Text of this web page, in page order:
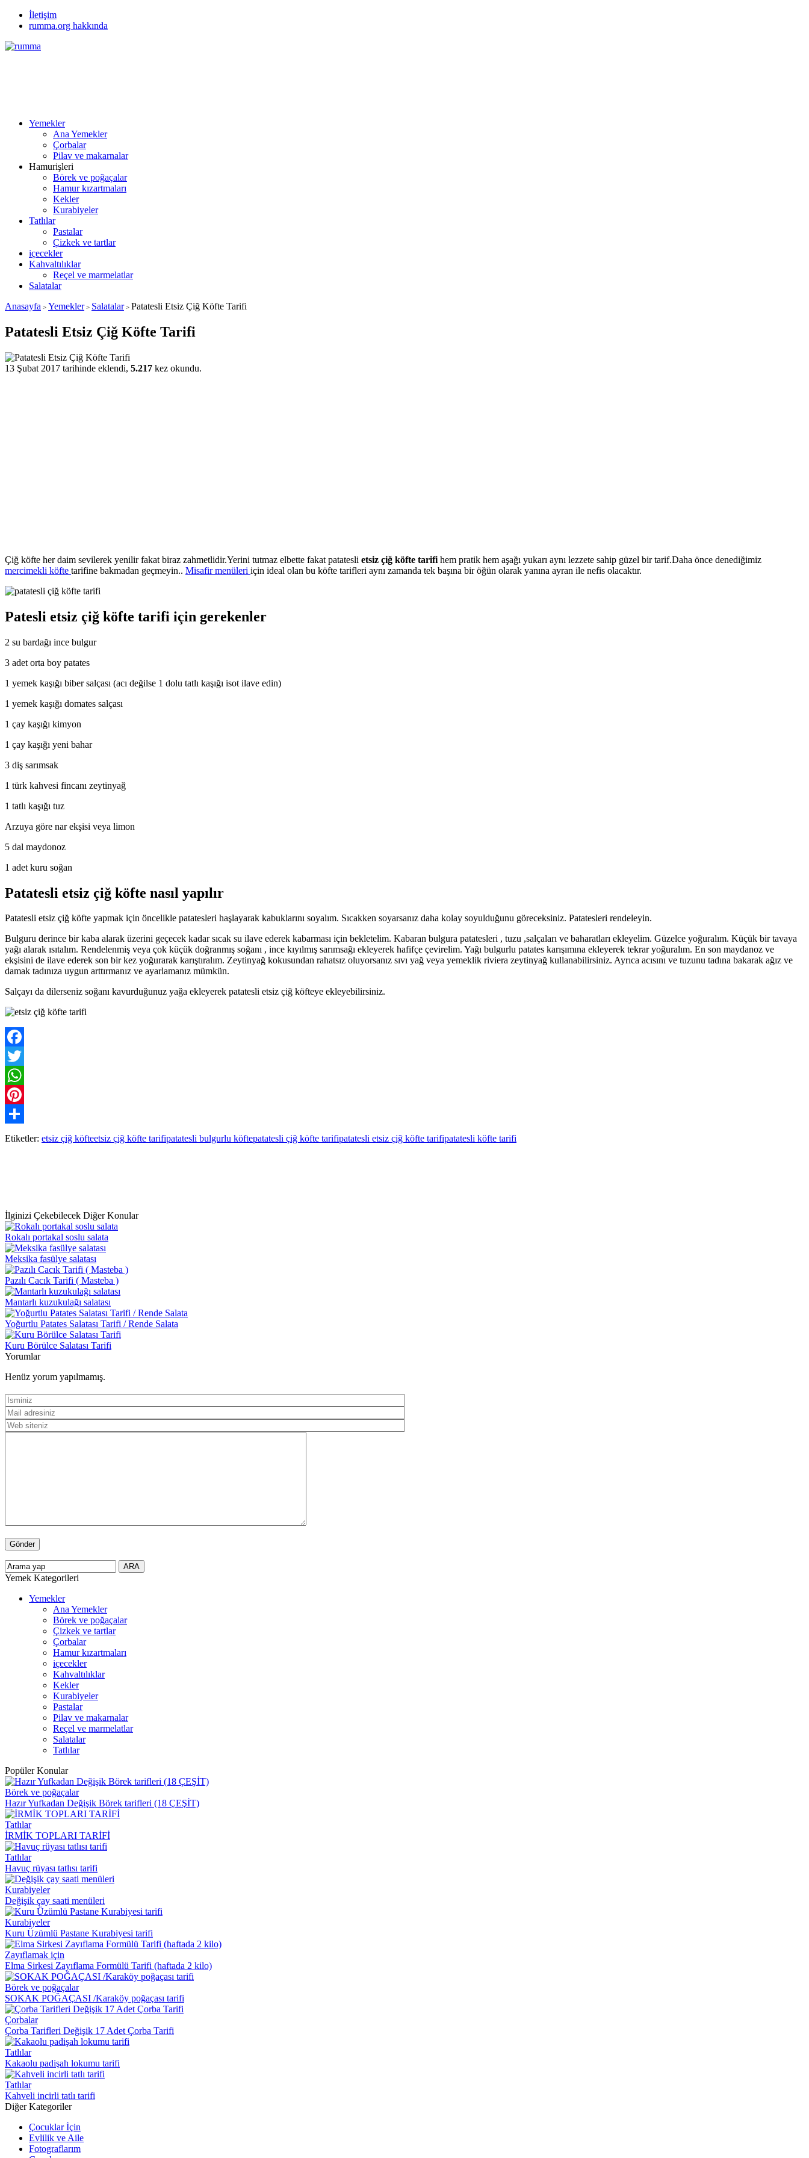
İletişim
rumma.org hakkında
Yemekler
Ana Yemekler
Çorbalar
Pilav ve makarnalar
Hamurişleri
Börek ve poğaçalar
Hamur kızartmaları
Kekler
Kurabiyeler
Tatlılar
Pastalar
Çizkek ve tartlar
içecekler
Kahvaltılıklar
Reçel ve marmelatlar
Salatalar
Anasayfa > Yemekler> Salatalar> Patatesli Etsiz Çiğ Köfte Tarifi
Patatesli Etsiz Çiğ Köfte Tarifi
13 Şubat 2017 tarihinde eklendi, 5.217 kez okundu.
Çiğ köfte her daim sevilerek yenilir fakat biraz zahmetlidir.Yerini tutmaz elbette fakat patatesli etsiz çiğ köfte tarifi hem pratik hem aşağı yukarı aynı lezzete sahip güzel bir tarif.Daha önce denediğimiz
mercimekli köfte tarifine bakmadan geçmeyin.. Misafir menüleri için ideal olan bu köfte tarifleri aynı zamanda tek başına bir öğün olarak yanına ayran ile nefis olacaktır.
Patesli etsiz çiğ köfte tarifi için gerekenler
2 su bardağı ince bulgur
3 adet orta boy patates
1 yemek kaşığı biber salçası (acı değilse 1 dolu tatlı kaşığı isot ilave edin)
1 yemek kaşığı domates salçası
1 çay kaşığı kimyon
1 çay kaşığı yeni bahar
3 diş sarımsak
1 türk kahvesi fincanı zeytinyağ
1 tatlı kaşığı tuz
Arzuya göre nar ekşisi veya limon
5 dal maydonoz
1 adet kuru soğan
Patatesli etsiz çiğ köfte nasıl yapılır
Patatesli etsiz çiğ köfte yapmak için öncelikle patatesleri haşlayarak kabuklarını soyalım. Sıcakken soyarsanız daha kolay soyulduğunu göreceksiniz. Patatesleri rendeleyin.
Bulguru derince bir kaba alarak üzerini geçecek kadar sıcak su ilave ederek kabarması için bekletelim. Kabaran bulgura patatesleri , tuzu ,salçaları ve baharatları ekleyelim. Güzelce yoğuralım. Küçük bir tavaya
yağı alarak ısıtalım. Rendelenmiş veya çok küçük doğranmış soğanı , ince kıyılmış sarımsağı ekleyerek hafifçe çevirelim. Yağı bulgurlu patates karışımına ekleyerek tekrar yoğuralım. En son maydanoz ve
ekşisini de ilave ederek son bir kez yoğurarak karıştıralım. Zeytinyağ kokusundan rahatsız oluyorsanız sıvı yağ veya yemeklik riviera zeytinyağ kullanabilirsiniz. Ayrıca acısını ve tuzunu tadına bakarak ağız ve
damak tadınıza uygun arttırmanız ve ayarlamanız mümkün.
Salçayı da dilerseniz soğanı kavurduğunuz yağa ekleyerek patatesli etsiz çiğ köfteye ekleyebilirsiniz.
Facebook
Twitter
WhatsApp
Pinterest
Paylaş
Etiketler: etsiz çiğ köfteetsiz çiğ köfte tarifipatatesli bulgurlu köftepatatesli çiğ köfte tarifipatatesli etsiz çiğ köfte tarifipatatesli köfte tarifi
İlginizi Çekebilecek Diğer Konular
Rokalı portakal soslu salata
Meksika fasülye salatası
Pazılı Cacık Tarifi ( Masteba )
Mantarlı kuzukulağı salatası
Yoğurtlu Patates Salatası Tarifi / Rende Salata
Kuru Börülce Salatası Tarifi
Yorumlar
Henüz yorum yapılmamış.
Yemek Kategorileri
Yemekler
Ana Yemekler
Börek ve poğaçalar
Çizkek ve tartlar
Çorbalar
Hamur kızartmaları
içecekler
Kahvaltılıklar
Kekler
Kurabiyeler
Pastalar
Pilav ve makarnalar
Reçel ve marmelatlar
Salatalar
Tatlılar
Popüler Konular
Börek ve poğaçalar
Hazır Yufkadan Değişik Börek tarifleri (18 ÇEŞİT)
Tatlılar
İRMİK TOPLARI TARİFİ
Tatlılar
Havuç rüyası tatlısı tarifi
Kurabiyeler
Değişik çay saati menüleri
Kurabiyeler
Kuru Üzümlü Pastane Kurabiyesi tarifi
Zayıflamak için
Elma Sirkesi Zayıflama Formülü Tarifi (haftada 2 kilo)
Börek ve poğaçalar
SOKAK POĞAÇASI /Karaköy poğaçası tarifi
Çorbalar
Çorba Tarifleri Değişik 17 Adet Çorba Tarifi
Tatlılar
Kakaolu padişah lokumu tarifi
Tatlılar
Kahveli incirli tatlı tarifi
Diğer Kategoriler
Çocuklar İçin
Evlilik ve Aile
Fotograflarım